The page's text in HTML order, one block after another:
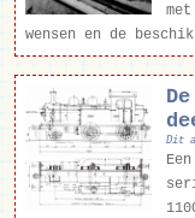
wensen en de
Dit